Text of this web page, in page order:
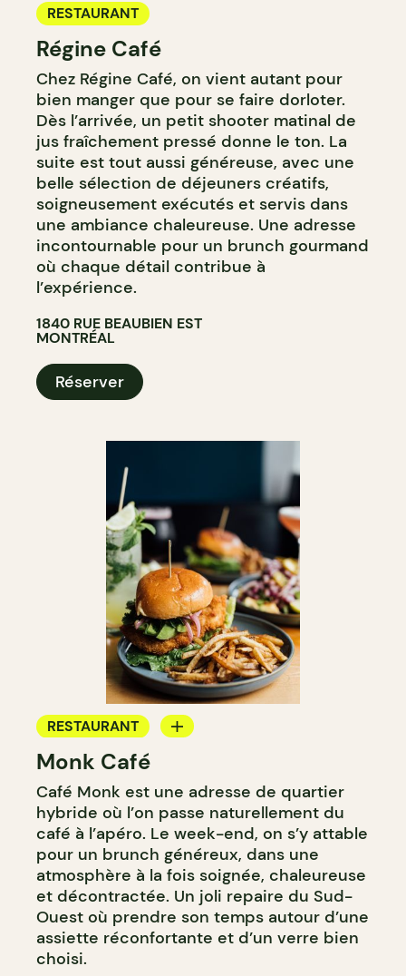
RESTAURANT
Régine Café
Chez Régine Café, on vient autant pour
bien manger que pour se faire dorloter.
Dès l’arrivée, un petit shooter matinal de
jus fraîchement pressé donne le ton. La
suite est tout aussi généreuse, avec une
belle sélection de déjeuners créatifs,
soigneusement exécutés et servis dans
une ambiance chaleureuse. Une adresse
incontournable pour un brunch gourmand
où chaque détail contribue à
l’expérience.
1840 RUE BEAUBIEN EST
MONTRÉAL
Réserver
RESTAURANT
CAFÉ
BAR
BAR À VIN
Monk Café
Café Monk est une adresse de quartier
hybride où l’on passe naturellement du
café à l’apéro. Le week-end, on s’y attable
pour un brunch généreux, dans une
atmosphère à la fois soignée, chaleureuse
et décontractée. Un joli repaire du Sud-
Ouest où prendre son temps autour d’une
assiette réconfortante et d’un verre bien
choisi.